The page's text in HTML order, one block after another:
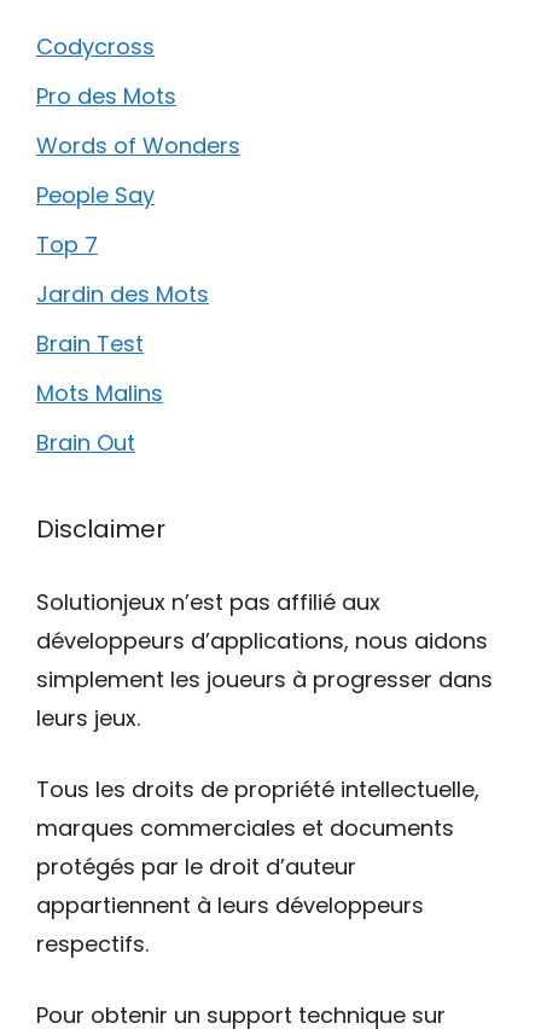
Codycross
Pro des Mots
Words of Wonders
People Say
Top 7
Jardin des Mots
Brain Test
Mots Malins
Brain Out
Disclaimer
Solutionjeux n’est pas affilié aux
développeurs d’applications, nous aidons
simplement les joueurs à progresser dans
leurs jeux.
Tous les droits de propriété intellectuelle,
marques commerciales et documents
protégés par le droit d’auteur
appartiennent à leurs développeurs
respectifs.
Pour obtenir un support technique sur